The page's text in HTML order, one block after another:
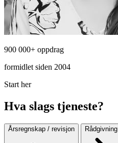
900 000+ oppdrag
formidlet siden 2004
Start her
Hva slags tjeneste?
Årsregnskap / revisjon Rådgivning